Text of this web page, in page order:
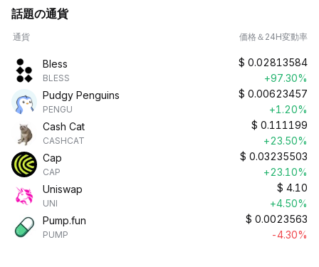
話題の通貨
通貨 価格＆24H変動率
Bless
BLESS
$ 0.02813584
+97.30%
Pudgy Penguins
PENGU
$ 0.00623457
+1.20%
Cash Cat
CASHCAT
$ 0.111199
+23.50%
Cap
CAP
$ 0.03235503
+23.10%
Uniswap
UNI
$ 4.10
+4.50%
Pump.fun
PUMP
$ 0.0023563
-4.30%